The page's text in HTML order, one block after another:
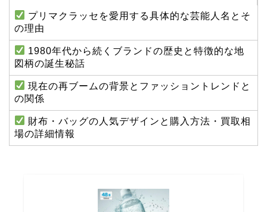
プリマクラッセを愛用する具体的な芸能人名とそ
の理由
1980年代から続くブランドの歴史と特徴的な地
図柄の誕生秘話
現在の再ブームの背景とファッショントレンドと
の関係
財布・バッグの人気デザインと購入方法・買取相
場の詳細情報